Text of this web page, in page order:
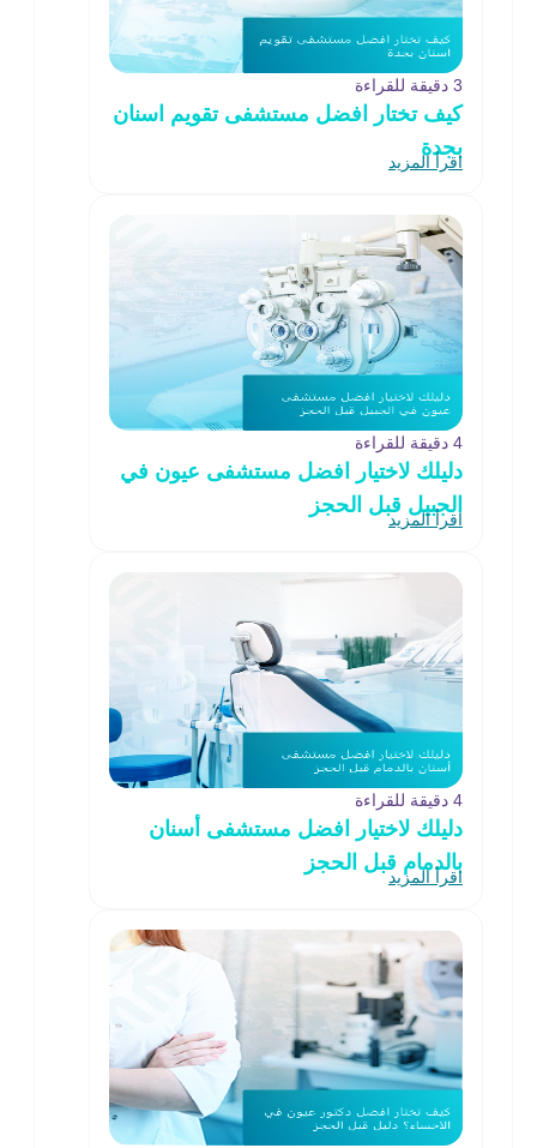
3 دقيقة للقراءة
كيف تختار افضل مستشفى تقويم اسنان
بجدة
اقرأ المزيد
4 دقيقة للقراءة
دليلك لاختيار افضل مستشفى عيون في
الجبيل قبل الحجز
اقرأ المزيد
4 دقيقة للقراءة
دليلك لاختيار افضل مستشفى أسنان
بالدمام قبل الحجز
اقرأ المزيد